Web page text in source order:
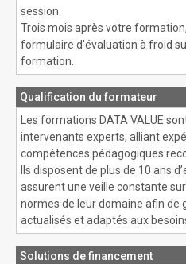
session.
Trois mois après votre
formulaire d'évaluation à froid
formation.
Qualification du formateur
Les formations DATA VALUE
intervenants experts, alliant
compétences pédagogiques
Ils disposent de plus de 10 ans
assurent une veille constante
normes de leur domaine afin de
actualisés et adaptés aux
Solutions de financement